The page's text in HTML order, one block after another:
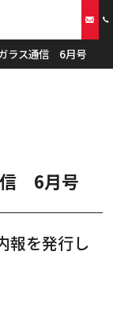
ラス通信 6月号
信 6月号
報を発行し